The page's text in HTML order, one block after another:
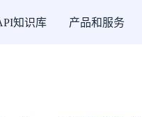
知识库 产品和服务